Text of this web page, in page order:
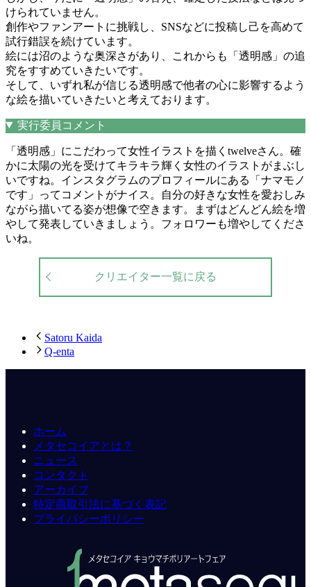
けられていません。
創作やファンアートに挑戦し、SNSなどに投稿し己を高めて
試行錯誤を続けています。
絵には沼のような奥深さがあり、これからも「透明感」の追
究をすすめていきたいです。
そして、いずれ私が信じる透明感で他者の心に影響するよう
な絵を描いていきたいと考えております。
実行委員コメント
「透明感」にこだわって女性イラストを描くtwelveさん。確
かに太陽の光を受けてキラキラ輝く女性のイラストがまぶし
いですね。インスタグラムのプロフィールにある「ナマモノ
です」ってコメントがナイス。自分の好きな女性を愛おしみ
ながら描いてる姿が想像で空きます。まずはどんどん絵を増
やして発表していきましょう。フォロワーも増やしてくださ
いね。
クリエイター一覧に戻る
Satoru Kaida
Q-enta
ホーム
メタセコイアとは？
ニュース
コンタクト
アーカイブ
特定商取引法に基づく表記
プライバシーポリシー